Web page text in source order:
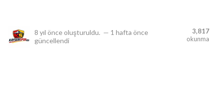
8 yıl önce oluşturuldu. — 1 hafta önce
güncellendi
3,817
okunma